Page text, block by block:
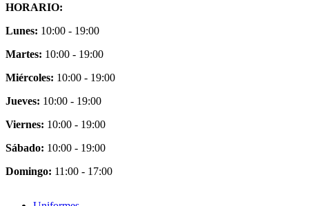
HORARIO:
Lunes: 10:00 - 19:00
Martes: 10:00 - 19:00
Miércoles: 10:00 - 19:00
Jueves: 10:00 - 19:00
Viernes: 10:00 - 19:00
Sábado: 10:00 - 19:00
Domingo: 11:00 - 17:00